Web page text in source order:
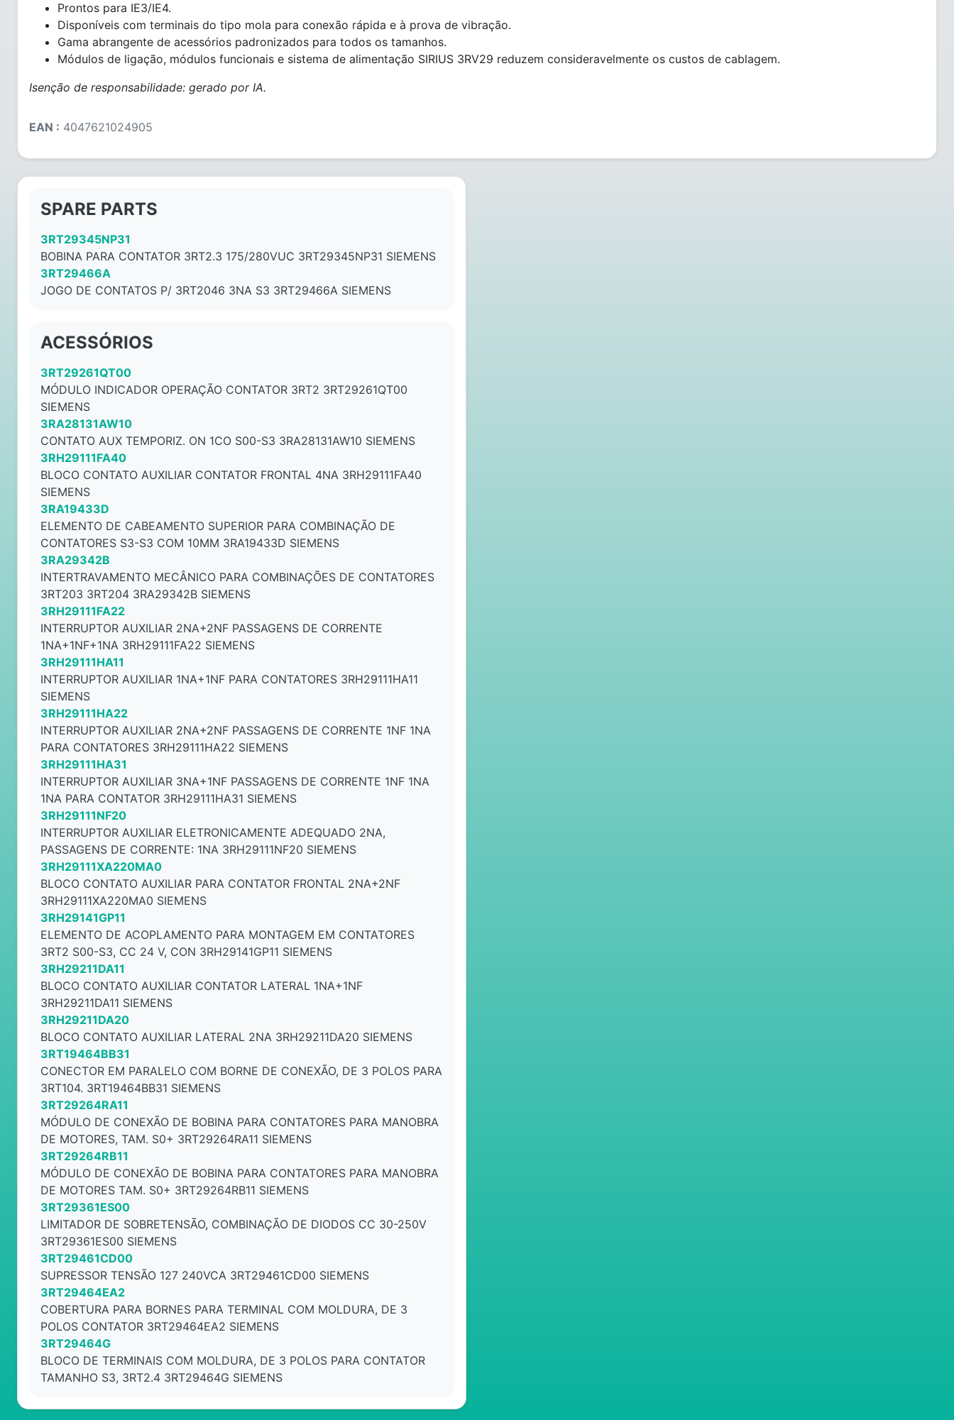
Prontos para IE3/IE4.
Disponíveis com terminais do tipo mola para conexão rápida e à prova de vibração.
Gama abrangente de acessórios padronizados para todos os tamanhos.
Módulos de ligação, módulos funcionais e sistema de alimentação SIRIUS 3RV29 reduzem consideravelmente os custos de cablagem.
Isenção de responsabilidade: gerado por IA.
EAN : 4047621024905
SPARE PARTS
3RT29345NP31
BOBINA PARA CONTATOR 3RT2.3 175/280VUC 3RT29345NP31 SIEMENS
3RT29466A
JOGO DE CONTATOS P/ 3RT2046 3NA S3 3RT29466A SIEMENS
ACESSÓRIOS
3RT29261QT00
MÓDULO INDICADOR OPERAÇÃO CONTATOR 3RT2 3RT29261QT00
SIEMENS
3RA28131AW10
CONTATO AUX TEMPORIZ. ON 1CO S00-S3 3RA28131AW10 SIEMENS
3RH29111FA40
BLOCO CONTATO AUXILIAR CONTATOR FRONTAL 4NA 3RH29111FA40
SIEMENS
3RA19433D
ELEMENTO DE CABEAMENTO SUPERIOR PARA COMBINAÇÃO DE
CONTATORES S3-S3 COM 10MM 3RA19433D SIEMENS
3RA29342B
INTERTRAVAMENTO MECÂNICO PARA COMBINAÇÕES DE CONTATORES
3RT203 3RT204 3RA29342B SIEMENS
3RH29111FA22
INTERRUPTOR AUXILIAR 2NA+2NF PASSAGENS DE CORRENTE
1NA+1NF+1NA 3RH29111FA22 SIEMENS
3RH29111HA11
INTERRUPTOR AUXILIAR 1NA+1NF PARA CONTATORES 3RH29111HA11
SIEMENS
3RH29111HA22
INTERRUPTOR AUXILIAR 2NA+2NF PASSAGENS DE CORRENTE 1NF 1NA
PARA CONTATORES 3RH29111HA22 SIEMENS
3RH29111HA31
INTERRUPTOR AUXILIAR 3NA+1NF PASSAGENS DE CORRENTE 1NF 1NA
1NA PARA CONTATOR 3RH29111HA31 SIEMENS
3RH29111NF20
INTERRUPTOR AUXILIAR ELETRONICAMENTE ADEQUADO 2NA,
PASSAGENS DE CORRENTE: 1NA 3RH29111NF20 SIEMENS
3RH29111XA220MA0
BLOCO CONTATO AUXILIAR PARA CONTATOR FRONTAL 2NA+2NF
3RH29111XA220MA0 SIEMENS
3RH29141GP11
ELEMENTO DE ACOPLAMENTO PARA MONTAGEM EM CONTATORES
3RT2 S00-S3, CC 24 V, CON 3RH29141GP11 SIEMENS
3RH29211DA11
BLOCO CONTATO AUXILIAR CONTATOR LATERAL 1NA+1NF
3RH29211DA11 SIEMENS
3RH29211DA20
BLOCO CONTATO AUXILIAR LATERAL 2NA 3RH29211DA20 SIEMENS
3RT19464BB31
CONECTOR EM PARALELO COM BORNE DE CONEXÃO, DE 3 POLOS PARA
3RT104. 3RT19464BB31 SIEMENS
3RT29264RA11
MÓDULO DE CONEXÃO DE BOBINA PARA CONTATORES PARA MANOBRA
DE MOTORES, TAM. S0+ 3RT29264RA11 SIEMENS
3RT29264RB11
MÓDULO DE CONEXÃO DE BOBINA PARA CONTATORES PARA MANOBRA
DE MOTORES TAM. S0+ 3RT29264RB11 SIEMENS
3RT29361ES00
LIMITADOR DE SOBRETENSÃO, COMBINAÇÃO DE DIODOS CC 30-250V
3RT29361ES00 SIEMENS
3RT29461CD00
SUPRESSOR TENSÃO 127 240VCA 3RT29461CD00 SIEMENS
3RT29464EA2
COBERTURA PARA BORNES PARA TERMINAL COM MOLDURA, DE 3
POLOS CONTATOR 3RT29464EA2 SIEMENS
3RT29464G
BLOCO DE TERMINAIS COM MOLDURA, DE 3 POLOS PARA CONTATOR
TAMANHO S3, 3RT2.4 3RT29464G SIEMENS